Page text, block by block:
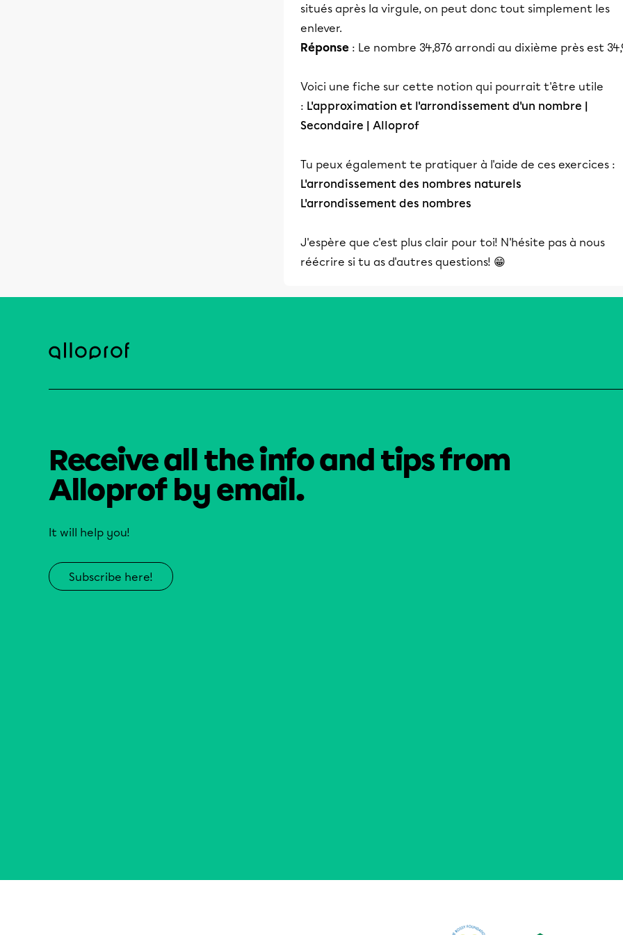
situés après la virgule, on peut donc tout simplement les
enlever.
Réponse : Le nombre 34,876 arrondi au dixième près est
Voici une fiche sur cette notion qui pourrait t'être utile
: L'approximation et l'arrondissement d'un nombre |
Secondaire | Alloprof
Tu peux également te pratiquer à l'aide de ces exercices :
L'arrondissement des nombres naturels
L'arrondissement des nombres
J'espère que c'est plus clair pour toi! N'hésite pas à nous
réécrire si tu as d'autres questions! 😁
Receive all the info and tips from
Alloprof by email.
It will help you!
Subscribe here!